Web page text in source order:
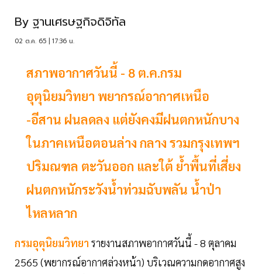
By ฐานเศรษฐกิจดิจิทัล
02 ต.ค. 65 | 17:36 น.
สภาพอากาศวันนี้ - 8 ต.ค.กรม
อุตุนิยมวิทยา พยากรณ์อากาศเหนือ
-อีสาน ฝนลดลง แต่ยังคงมีฝนตกหนักบาง
ในภาคเหนือตอนล่าง กลาง รวมกรุงเทพฯ
ปริมณฑล ตะวันออก และใต้ ย้ำพื้นที่เสี่ยง
ฝนตกหนักระวังน้ำท่วมฉับพลัน น้ำป่า
ไหลหลาก
กรมอุตุนิยมวิทยา รายงานสภาพอากาศวันนี้ - 8 ตุลาคม
2565 (พยากรณ์อากาศล่วงหน้า) บริเวณความกดอากาศสูง